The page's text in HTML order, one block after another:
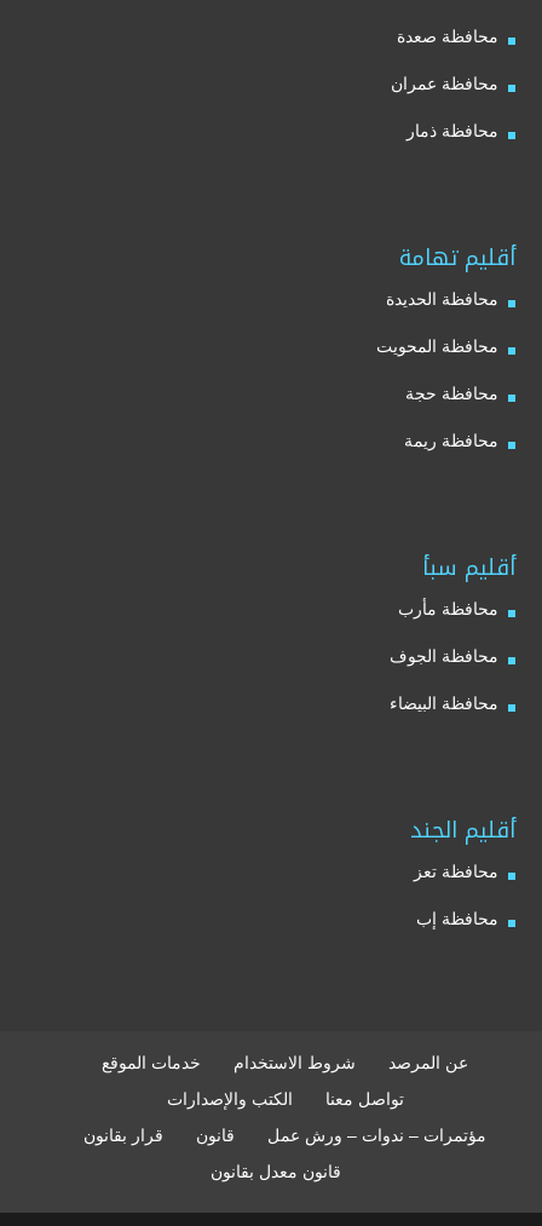
محافظة صعدة
محافظة عمران
محافظة ذمار
أقليم تهامة
محافظة الحديدة
محافظة المحويت
محافظة حجة
محافظة ريمة
أقليم سبأ
محافظة مأرب
محافظة الجوف
محافظة البيضاء
أقليم الجند
محافظة تعز
محافظة إب
عن المرصد شروط الاستخدام
خدمات الموقع
تواصل معنا
الكتب والإصدارات
مؤتمرات – ندوات – ورش عمل
قانون
قرار بقانون
قانون معدل بقانون